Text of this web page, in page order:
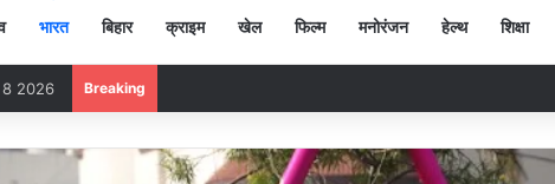
भारत बिहार क्राइम खेल फिल्म मनोरंजन हेल्थ शिक्षा
2026 Breaking